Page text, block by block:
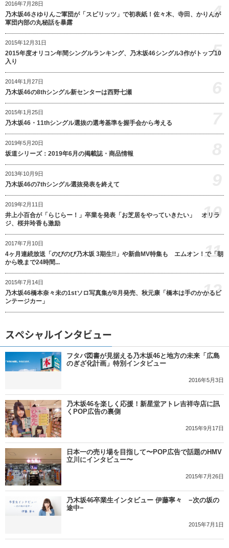
2016年7月28日
乃木坂46さゆりんご軍団が「スピリッツ」で初表紙！佐々木、寺田、かりんが
軍団内部の丸秘話を暴露
4
2015年12月31日
2015年度オリコン年間シングルランキング、乃木坂46シングル3作がトップ10
入り
5
2014年1月27日
乃木坂46の8thシングル新センターは西野七瀬
2015年1月25日
乃木坂46・11thシングル選抜の選考基準を握手会から考える
2019年5月20日
坂道シリーズ：2019年6月の掲載誌・商品情報
2013年10月9日
乃木坂46の7thシングル選抜発表を終えて
2019年2月11日
井上小百合が「らじらー！」卒業を発表「お芝居をやっていきたい」 オリラ
ジ、桜井玲香も激励
10
2017年7月10日
4ヶ月連続放送「のびのび乃木坂 3期生!!」や新曲MV特集も エムオン！で「朝
から晩まで24時間...
11
2015年7月14日
乃木坂46橋本奈々未の1stソロ写真集が8月発売、秋元康「橋本は手のかかるビ
ンテージカー」
12
スペシャルインタビュー
フタバ図書が見据える乃木坂46と地方の未来「広島
のぎざ化計画」特別インタビュー
2016年5月3日
乃木坂46を楽しく応援！新星堂アトレ吉祥寺店に訊
くPOP広告の裏側
2015年9月17日
日本一の売り場を目指して〜POP広告で話題のHMV
立川にインタビュー〜
2015年7月26日
乃木坂46卒業生インタビュー 伊藤寧々 −次の坂の
途中−
2015年7月1日